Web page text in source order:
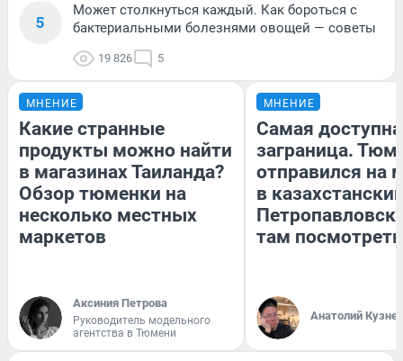
5
Может столкнуться каждый. Как бороться с
бактериальными болезнями овощей — советы
19 826 5
МНЕНИЕ
Какие странные
продукты можно найти
в магазинах Таиланда?
Обзор тюменки на
несколько местных
маркетов
Аксиния Петрова
Руководитель модельного
агентства в Тюмени
МНЕНИЕ
Самая
заграница.
отправился на
в
там посмотреть
Анатолий